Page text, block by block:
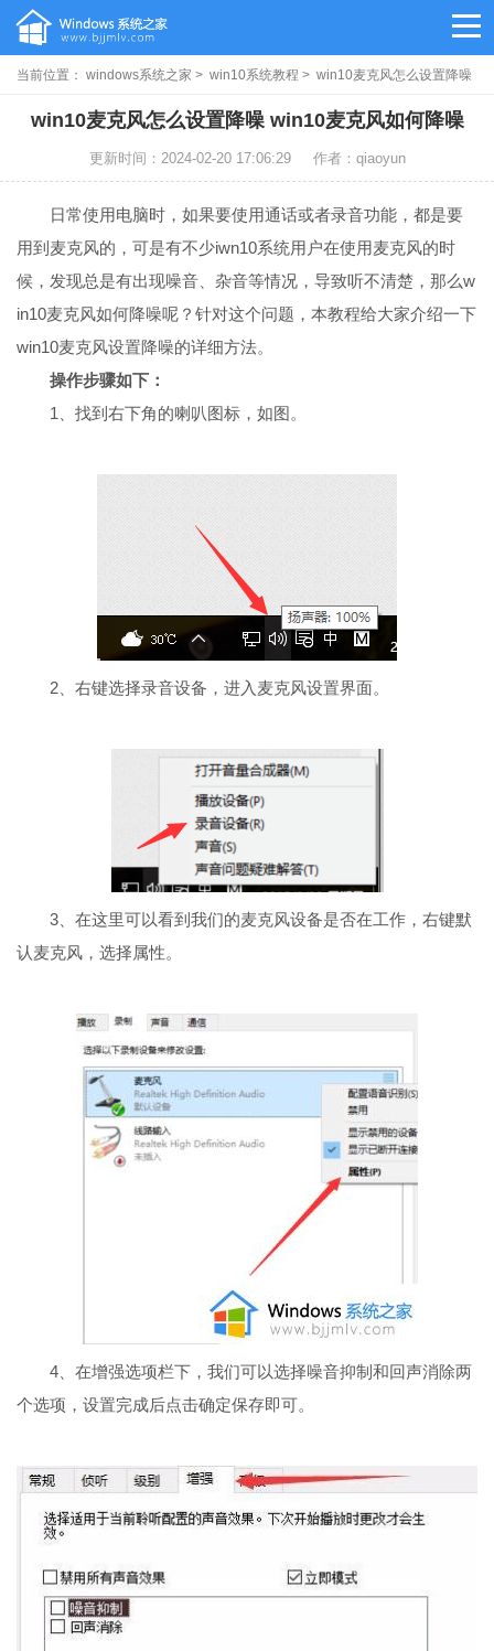
当前位置： windows系统之家 > win10系统教程 > win10麦克风怎么设置降噪
win10麦克风怎么设置降噪 win10麦克风如何降噪
更新时间：2024-02-20 17:06:29 作者：qiaoyun
日常使用电脑时，如果要使用通话或者录音功能，都是要
用到麦克风的，可是有不少iwn10系统用户在使用麦克风的时
候，发现总是有出现噪音、杂音等情况，导致听不清楚，那么w
in10麦克风如何降噪呢？针对这个问题，本教程给大家介绍一下
win10麦克风设置降噪的详细方法。
操作步骤如下：
1、找到右下角的喇叭图标，如图。
2、右键选择录音设备，进入麦克风设置界面。
3、在这里可以看到我们的麦克风设备是否在工作，右键默
认麦克风，选择属性。
4、在增强选项栏下，我们可以选择噪音抑制和回声消除两
个选项，设置完成后点击确定保存即可。